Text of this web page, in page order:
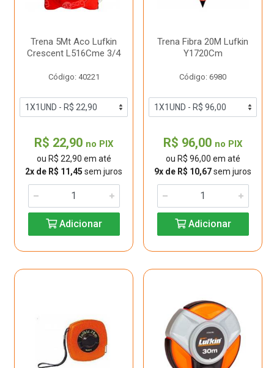
Trena 5Mt Aco Lufkin
Crescent L516Cme 3/4
Código: 40221
R$ 22,90 no PIX
ou R$ 22,90 em até
2x de R$ 11,45 sem juros
Adicionar
Trena Fibra 20M Lufkin
Y1720Cm
Código: 6980
R$ 96,00 no PIX
ou R$ 96,00 em até
9x de R$ 10,67sem juros
Adicionar